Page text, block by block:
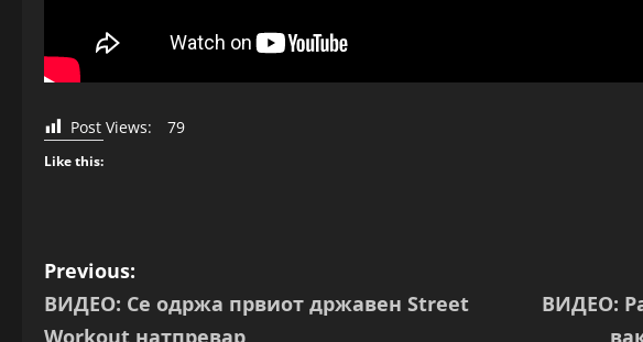
Post Views: 79
Like this:
P
o
Previous:
ВИДЕО: Се одржа првиот државен Street
Workout натпревар
ВИДЕО: